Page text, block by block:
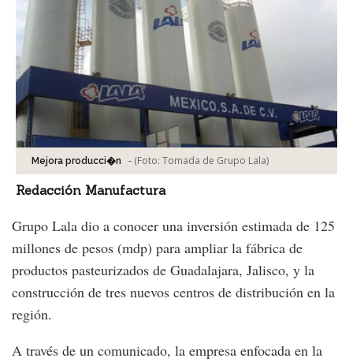
Mejora producci�n - (Foto: Tomada de Grupo Lala)
Redacción Manufactura
Grupo Lala dio a conocer una inversión estimada de 125
millones de pesos (mdp) para ampliar la fábrica de
productos pasteurizados de Guadalajara, Jalisco, y la
construcción de tres nuevos centros de distribución en la
región.
A través de un comunicado, la empresa enfocada en la